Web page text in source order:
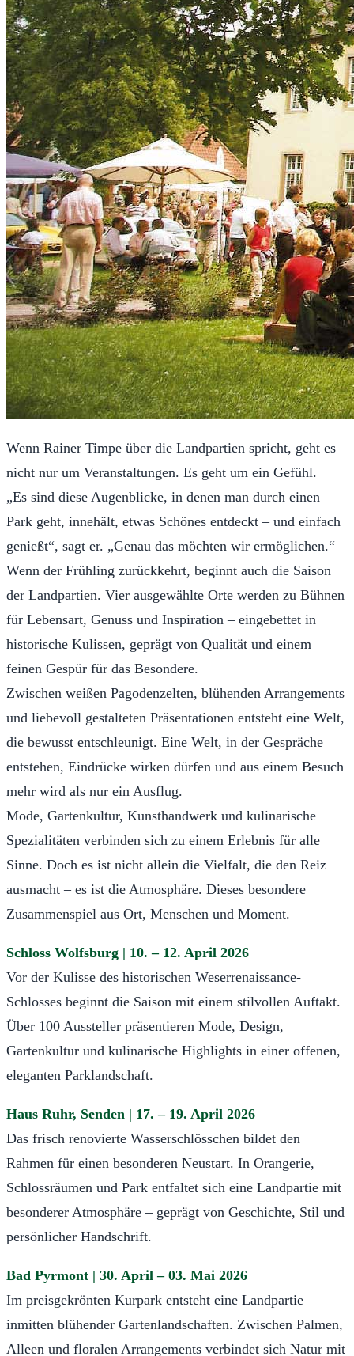
Wenn Rainer Timpe über die Landpartien spricht, geht es
nicht nur um Veranstaltungen. Es geht um ein Gefühl.
„Es sind diese Augenblicke, in denen man durch einen
Park geht, innehält, etwas Schönes entdeckt – und einfach
genießt“, sagt er. „Genau das möchten wir ermöglichen.“
Wenn der Frühling zurückkehrt, beginnt auch die Saison
der Landpartien. Vier ausgewählte Orte werden zu Bühnen
für Lebensart, Genuss und Inspiration – eingebettet in
historische Kulissen, geprägt von Qualität und einem
feinen Gespür für das Besondere.
Zwischen weißen Pagodenzelten, blühenden Arrangements
und liebevoll gestalteten Präsentationen entsteht eine Welt,
die bewusst entschleunigt. Eine Welt, in der Gespräche
entstehen, Eindrücke wirken dürfen und aus einem Besuch
mehr wird als nur ein Ausflug.
Mode, Gartenkultur, Kunsthandwerk und kulinarische
Spezialitäten verbinden sich zu einem Erlebnis für alle
Sinne. Doch es ist nicht allein die Vielfalt, die den Reiz
ausmacht – es ist die Atmosphäre. Dieses besondere
Zusammenspiel aus Ort, Menschen und Moment.
Schloss Wolfsburg | 10. – 12. April 2026
Vor der Kulisse des historischen Weserrenaissance-
Schlosses beginnt die Saison mit einem stilvollen Auftakt.
Über 100 Aussteller präsentieren Mode, Design,
Gartenkultur und kulinarische Highlights in einer offenen,
eleganten Parklandschaft.
Haus Ruhr, Senden | 17. – 19. April 2026
Das frisch renovierte Wasserschlösschen bildet den
Rahmen für einen besonderen Neustart. In Orangerie,
Schlossräumen und Park entfaltet sich eine Landpartie mit
besonderer Atmosphäre – geprägt von Geschichte, Stil und
persönlicher Handschrift.
Bad Pyrmont | 30. April – 03. Mai 2026
Im preisgekrönten Kurpark entsteht eine Landpartie
inmitten blühender Gartenlandschaften. Zwischen Palmen,
Alleen und floralen Arrangements verbindet sich Natur mit